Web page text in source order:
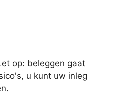
op: beleggen gaat
u kunt uw inleg